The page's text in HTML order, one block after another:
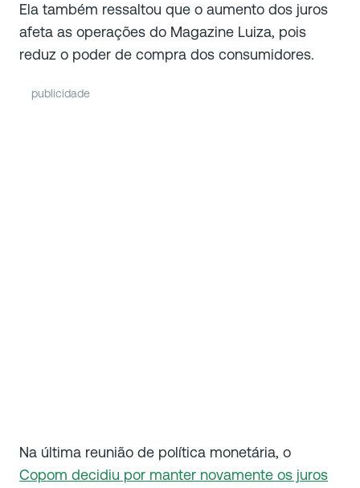
Ela também ressaltou que o aumento dos juros
afeta as operações do Magazine Luiza, pois
reduz o poder de compra dos consumidores.
publicidade
Na última reunião de política monetária, o
Copom decidiu por manter novamente os juros